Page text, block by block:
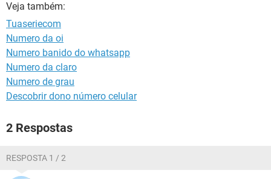
GUIA DE COMPRAS
Veja também:
Tuaseriecom
Numero da oi
Numero banido do whatsapp
Numero da claro
Numero de grau
Descobrir dono número celular
2 Respostas
RESPOSTA 1 / 2